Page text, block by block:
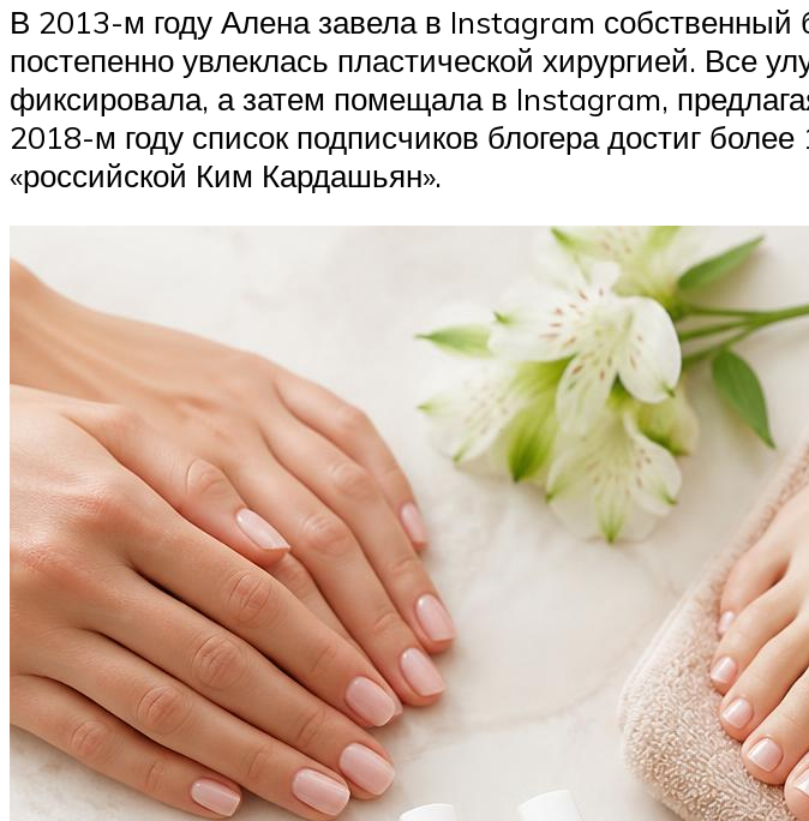
В 2013-м году Алена завела в Instagram собственный
постепенно увлеклась пластической хирургией. Все
фиксировала, а затем помещала в Instagram,
2018-м году список подписчиков блогера достиг
«российской Ким Кардашьян».